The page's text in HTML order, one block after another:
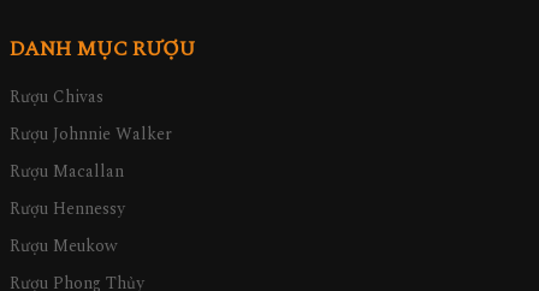
DANH MỤC RƯỢU
Rượu Chivas
Rượu Johnnie Walker
Rượu Macallan
Rượu Hennessy
Rượu Meukow
Rượu Phong Thủy